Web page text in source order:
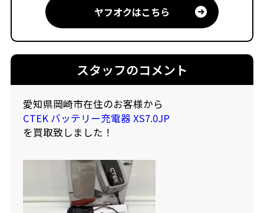
ヤフオクはこちら
スタッフのコメント
愛知県岡崎市在住のお客様から
CTEK バッテリー充電器 XS7.0JP
を買取致しました！